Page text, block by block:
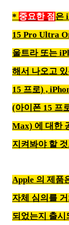
* 중요한 점은
15 Pro Ultra
울트라 또는
해서 나오고
15 프로) ,
(아이폰 15 프
Max) 에 대한
지켜봐야 할
Apple 의 제품
자체 심의를
되었는지 출시